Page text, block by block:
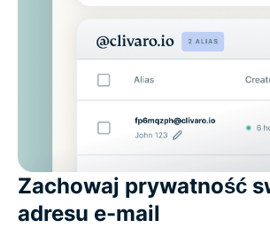
Zachowaj prywatność
adresu e-mail